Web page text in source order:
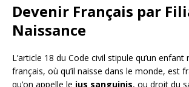
Devenir Français par
Naissance
L’article 18 du Code civil stipule qu’un enfant
français, où qu’il naisse dans le monde, est
qu’on appelle le jus sanguinis, ou droit du